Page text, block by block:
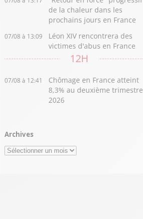
de la chaleur dans les
prochains jours en France
07/08 à 13:09
Léon XIV rencontrera des
victimes d'abus en France
12H
07/08 à 12:41
Chômage en France atteint
8,3% au deuxième trimestre
2026
Archives
Archives